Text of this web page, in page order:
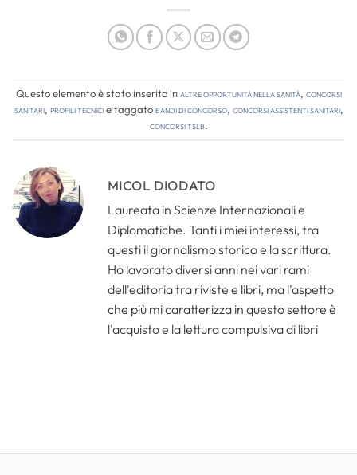
Questo elemento è stato inserito inAltre opportunità nella sanità, Concorsi
Sanitari, Profili tecnicie taggatobandi di concorso, concorsi assistenti sanitari,
concorsi tslb.
MICOL DIODATO
Laureata in Scienze Internazionali e
Diplomatiche. Tanti i miei interessi, tra
questi il giornalismo storico e la scrittura.
Ho lavorato diversi anni nei vari rami
dell'editoria tra riviste e libri, ma l'aspetto
che più mi caratterizza in questo settore è
l'acquisto e la lettura compulsiva di libri